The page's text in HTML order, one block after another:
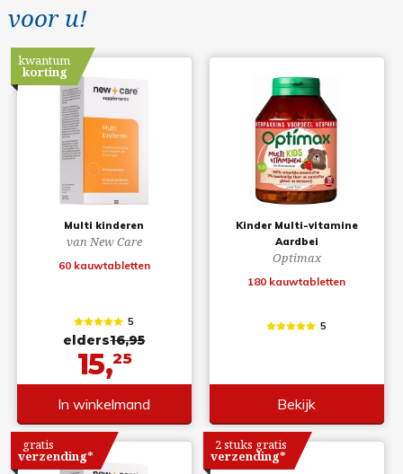
voor u!
Multi kinderen
van New Care
60 kauwtabletten
kwantum
korting
5
elders16,95
15,25
In winkelmand
Kinder Multi-vitamine
Aardbei
Optimax
180 kauwtabletten
5
Bekijk
gratis
verzending*
2 stuks gratis
verzending*